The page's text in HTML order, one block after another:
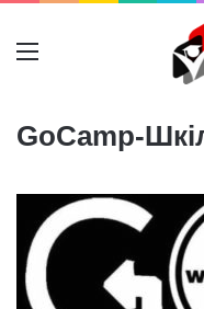
Меню
GoCamp-